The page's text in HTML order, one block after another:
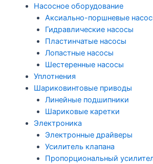
Насосное оборудование
Аксиально-поршневые
Гидравлические насосы
Пластинчатые насосы
Лопастные насосы
Шестеренные насосы
Уплотнения
Шариковинтовые приводы
Линейные подшипники
Шариковые каретки
Электроника
Электронные драйверы
Усилитель клапана
Пропорциональный